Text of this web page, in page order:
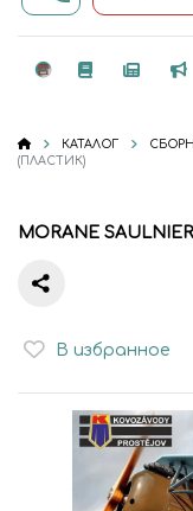
КАТАЛОГ
(ПЛАСТИК)
MORANE
В избранное